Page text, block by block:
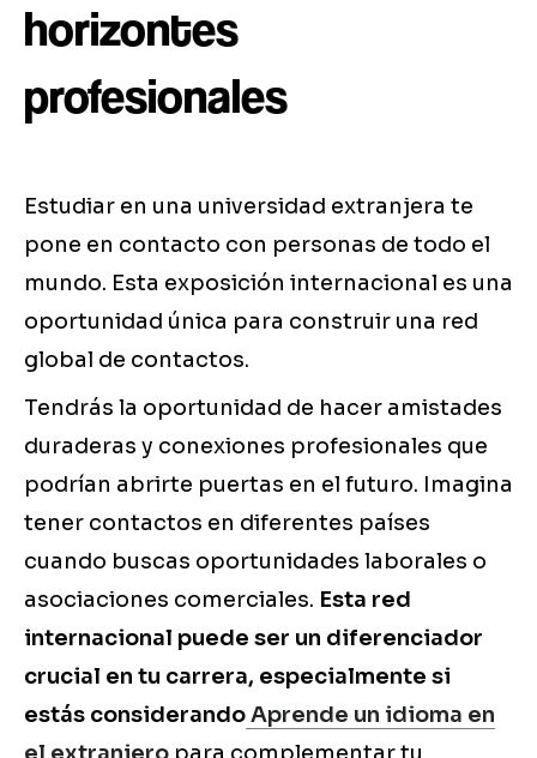
horizontes
profesionales
Estudiar en una universidad extranjera te
pone en contacto con personas de todo el
mundo. Esta exposición internacional es una
oportunidad única para construir una red
global de contactos.
Tendrás la oportunidad de hacer amistades
duraderas y conexiones profesionales que
podrían abrirte puertas en el futuro. Imagina
tener contactos en diferentes países
cuando buscas oportunidades laborales o
asociaciones comerciales. Esta red
internacional puede ser un diferenciador
crucial en tu carrera, especialmente si
estás considerandoAprende un idioma en